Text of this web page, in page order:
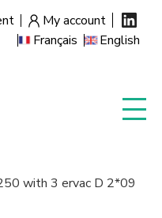
My account
Français
English
with 3 ervac D 2*09